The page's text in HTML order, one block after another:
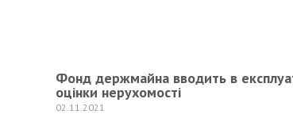
Фонд держмайна вводить в
оцінки нерухомості
02.11.2021